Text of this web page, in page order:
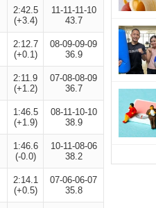
2:42.5
(+3.4)
11-11-11-10
43.7
2:12.7
(+0.1)
08-09-09-09
36.9
2:11.9
(+1.2)
07-08-08-09
36.7
1:46.5
(+1.9)
08-11-10-10
38.9
1:46.6
(-0.0)
10-11-08-06
38.2
2:14.1
(+0.5)
07-06-06-07
35.8